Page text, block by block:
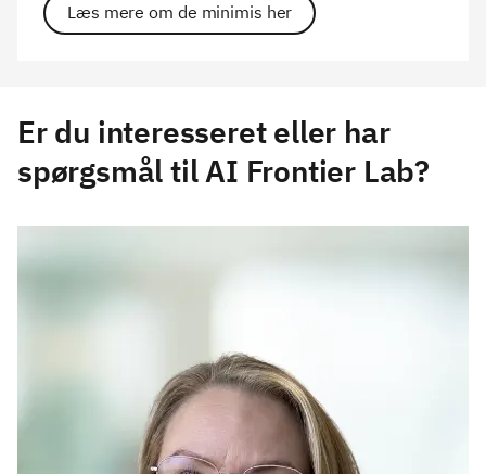
Læs mere om de minimis her
Er du interesseret eller har
spørgsmål til AI Frontier Lab?